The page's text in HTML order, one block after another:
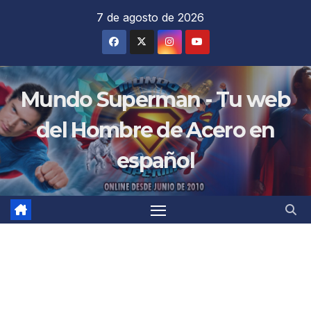
7 de agosto de 2026
Mundo Superman - Tu web
del Hombre de Acero en
español